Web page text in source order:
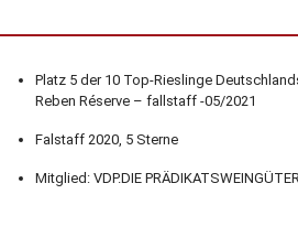
Platz 5 der 10 Top-Rieslinge
Reben Réserve – fallstaff -05/2021
Falstaff 2020, 5 Sterne
Mitglied: VDP.DIE